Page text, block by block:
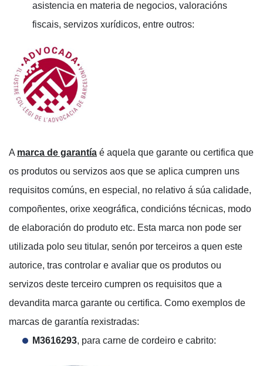
asistencia en materia de negocios, valoracións
fiscais, servizos xurídicos, entre outros:
A marca de garantía é aquela que garante ou certifica que
os produtos ou servizos aos que se aplica cumpren uns
requisitos comúns, en especial, no relativo á súa calidade,
compoñentes, orixe xeográfica, condicións técnicas, modo
de elaboración do produto etc. Esta marca non pode ser
utilizada polo seu titular, senón por terceiros a quen este
autorice, tras controlar e avaliar que os produtos ou
servizos deste terceiro cumpren os requisitos que a
devandita marca garante ou certifica. Como exemplos de
marcas de garantía rexistradas:
M3616293, para carne de cordeiro e cabrito: